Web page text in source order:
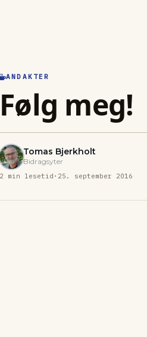
ANDAKTER
Følg meg!
Tomas Bjerkholt
Bidragsyter
2 min lesetid · 25. september 2016